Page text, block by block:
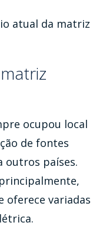
atual da matriz
ocupou local
de fontes
outros países.
oferece variadas